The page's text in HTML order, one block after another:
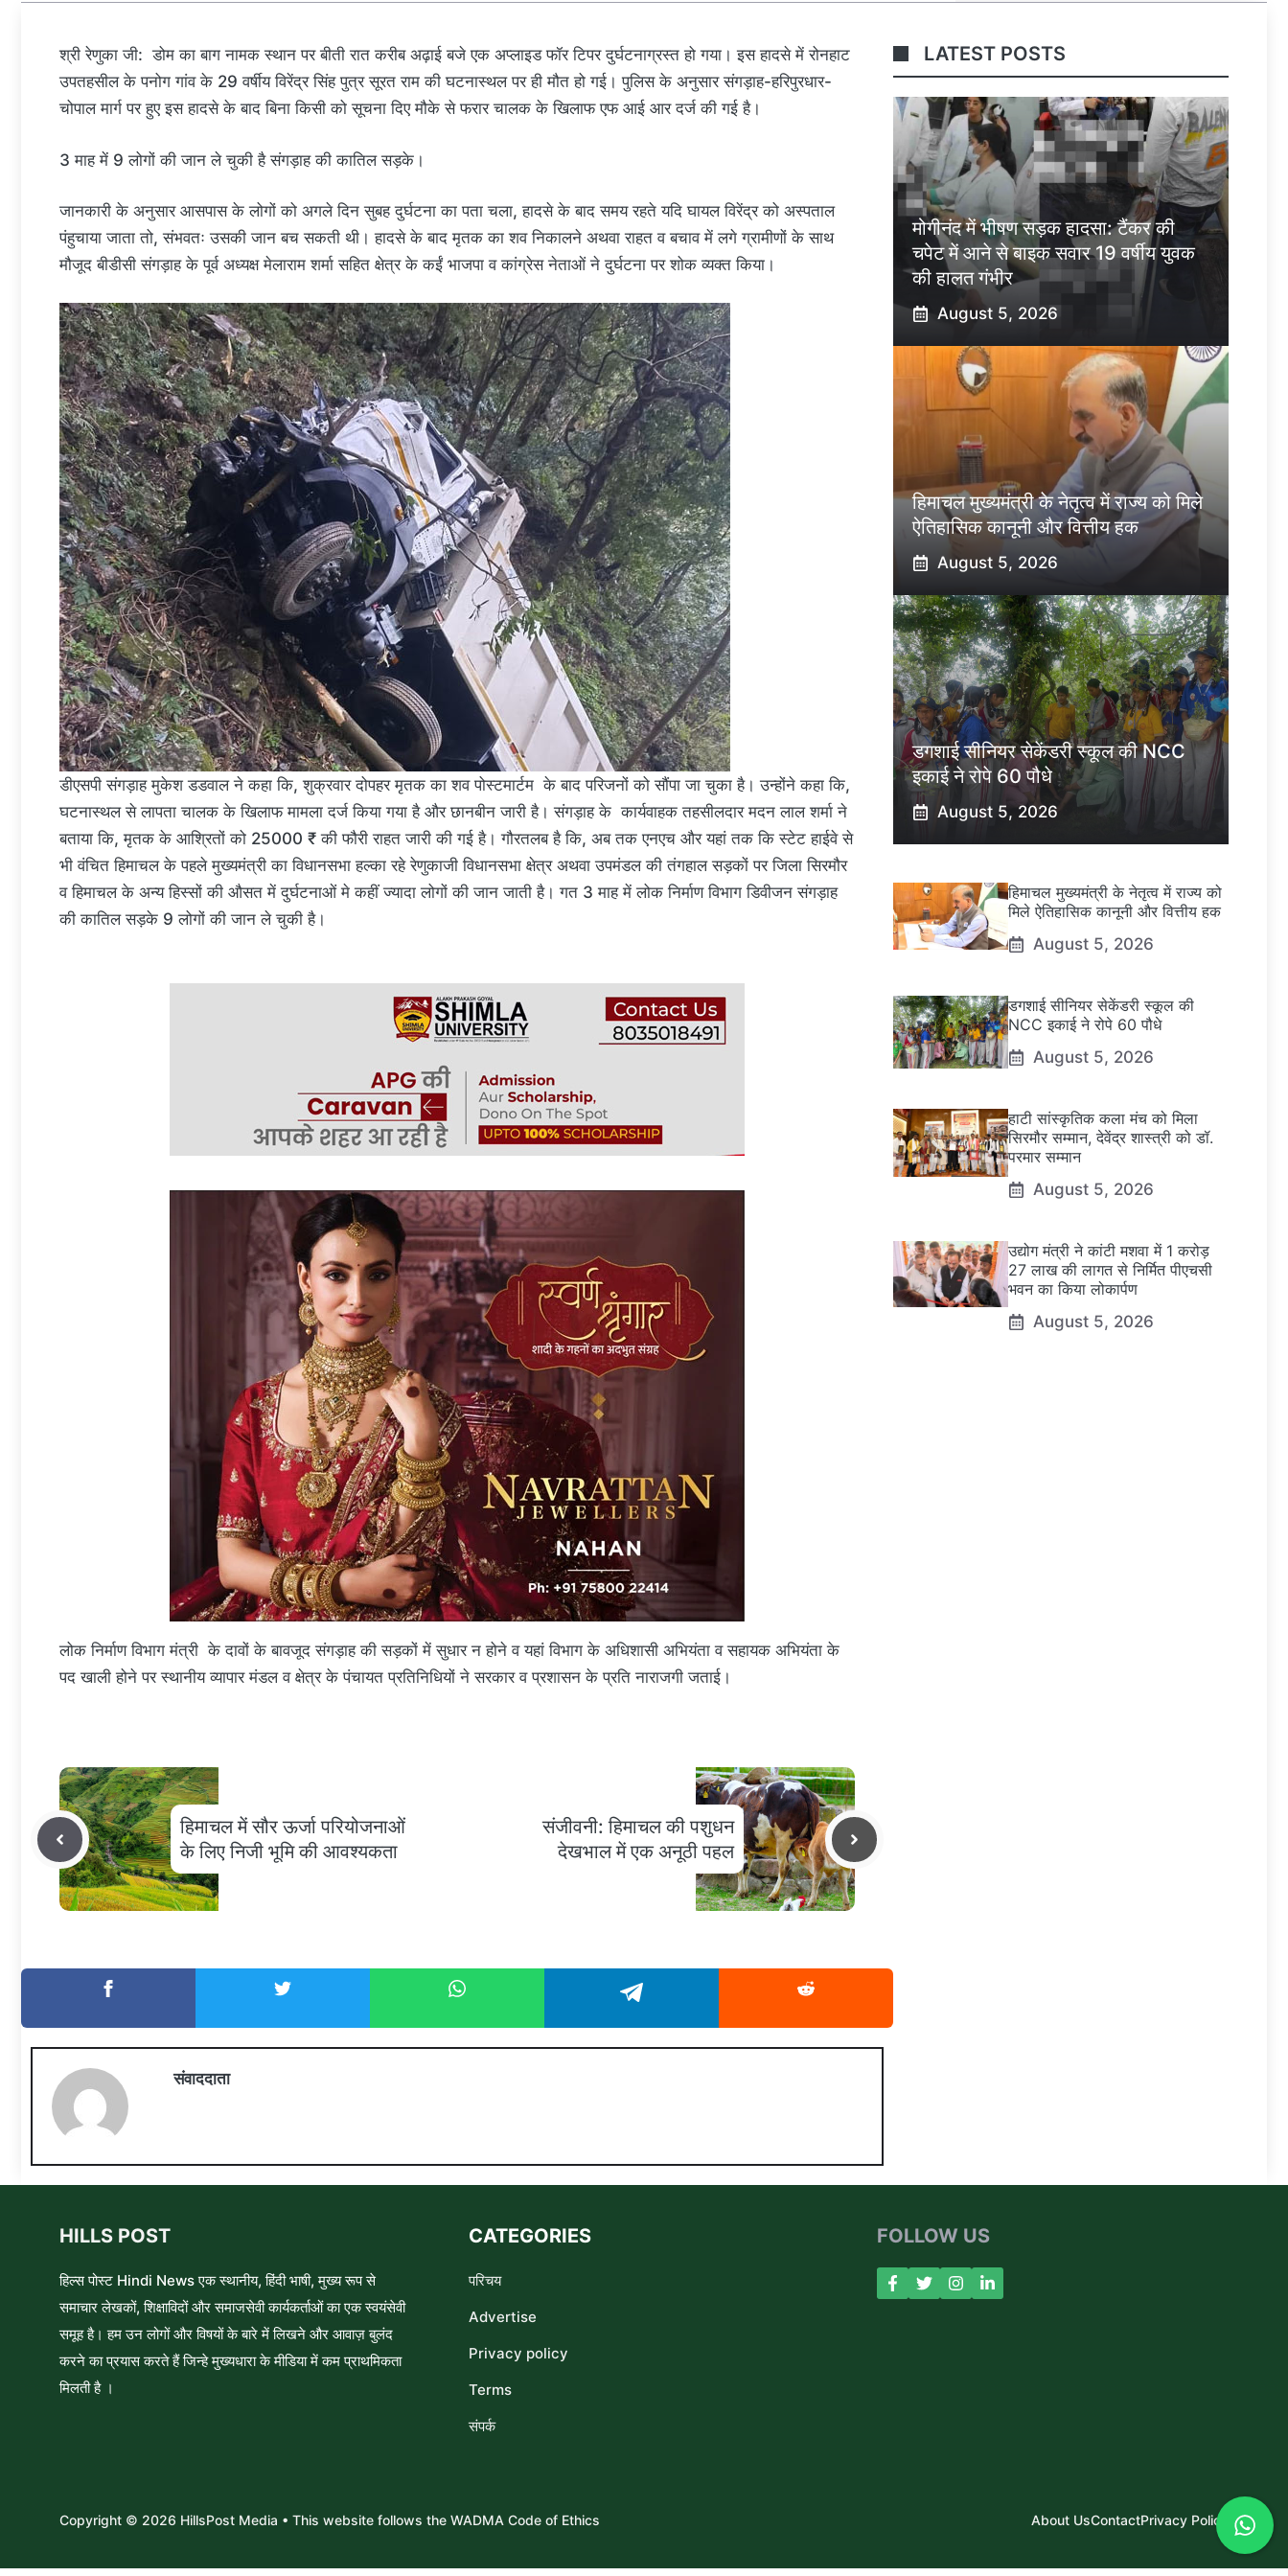
श्री रेणुका जी: डोम का बाग नामक स्थान पर बीती रात करीब अढ़ाई बजे एक अप्लाइड फॉर टिपर दुर्घटनाग्रस्त हो गया। इस हादसे में रोनहाट
उपतहसील के पनोग गांव के 29 वर्षीय विरेंद्र सिंह पुत्र सूरत राम की घटनास्थल पर ही मौत हो गई। पुलिस के अनुसार संगड़ाह-हरिपुरधार-
चोपाल मार्ग पर हुए इस हादसे के बाद बिना किसी को सूचना दिए मौके से फरार चालक के खिलाफ एफ आई आर दर्ज की गई है।
3 माह में 9 लोगों की जान ले चुकी है संगड़ाह की कातिल सड़के।
जानकारी के अनुसार आसपास के लोगों को अगले दिन सुबह दुर्घटना का पता चला, हादसे के बाद समय रहते यदि घायल विरेंद्र को अस्पताल
पंहुचाया जाता तो, संभवतः उसकी जान बच सकती थी। हादसे के बाद मृतक का शव निकालने अथवा राहत व बचाव में लगे ग्रामीणों के साथ
मौजूद बीडीसी संगड़ाह के पूर्व अध्यक्ष मेलाराम शर्मा सहित क्षेत्र के कईं भाजपा व कांग्रेस नेताओं ने दुर्घटना पर शोक व्यक्त किया।
डीएसपी संगड़ाह मुकेश डडवाल ने कहा कि, शुक्रवार दोपहर मृतक का शव पोस्टमार्टम के बाद परिजनों को सौंपा जा चुका है। उन्होंने कहा कि,
घटनास्थल से लापता चालक के खिलाफ मामला दर्ज किया गया है और छानबीन जारी है। संगड़ाह के कार्यवाहक तहसीलदार मदन लाल शर्मा ने
बताया कि, मृतक के आश्रितों को 25000 ₹ की फौरी राहत जारी की गई है। गौरतलब है कि, अब तक एनएच और यहां तक कि स्टेट हाईवे से
भी वंचित हिमाचल के पहले मुख्यमंत्री का विधानसभा हल्का रहे रेणुकाजी विधानसभा क्षेत्र अथवा उपमंडल की तंगहाल सड़कों पर जिला सिरमौर
व हिमाचल के अन्य हिस्सों की औसत में दुर्घटनाओं मे कहीं ज्यादा लोगों की जान जाती है। गत 3 माह में लोक निर्माण विभाग डिवीजन संगड़ाह
की कातिल सड़के 9 लोगों की जान ले चुकी है।
लोक निर्माण विभाग मंत्री के दावों के बावजूद संगड़ाह की सड़कों में सुधार न होने व यहां विभाग के अधिशासी अभियंता व सहायक अभियंता के
पद खाली होने पर स्थानीय व्यापार मंडल व क्षेत्र के पंचायत प्रतिनिधियों ने सरकार व प्रशासन के प्रति नाराजगी जताई।
हिमाचल में सौर ऊर्जा परियोजनाओं
के लिए निजी भूमि की आवश्यकता
संजीवनी: हिमाचल की पशुधन
देखभाल में एक अनूठी पहल
संवाददाता
LATEST POSTS
मोगीनंद में भीषण सड़क हादसा: टैंकर की
चपेट में आने से बाइक सवार 19 वर्षीय युवक
की हालत गंभीर
August 5, 2026
हिमाचल मुख्यमंत्री के नेतृत्व में राज्य को मिले
ऐतिहासिक कानूनी और वित्तीय हक
August 5, 2026
डगशाई सीनियर सेकेंडरी स्कूल की NCC
इकाई ने रोपे 60 पौधे
August 5, 2026
हिमाचल मुख्यमंत्री के नेतृत्व में राज्य को
मिले ऐतिहासिक कानूनी और वित्तीय हक
August 5, 2026
डगशाई सीनियर सेकेंडरी स्कूल की
NCC इकाई ने रोपे 60 पौधे
August 5, 2026
हाटी सांस्कृतिक कला मंच को मिला
सिरमौर सम्मान, देवेंद्र शास्त्री को डॉ.
परमार सम्मान
August 5, 2026
उद्योग मंत्री ने कांटी मशवा में 1 करोड़
27 लाख की लागत से निर्मित पीएचसी
भवन का किया लोकार्पण
August 5, 2026
HILLS POST
हिल्स पोस्ट Hindi News एक स्थानीय, हिंदी भाषी, मुख्य रूप से
समाचार लेखकों, शिक्षाविदों और समाजसेवी कार्यकर्ताओं का एक स्वयंसेवी
समूह है। हम उन लोगों और विषयों के बारे में लिखने और आवाज़ बुलंद
करने का प्रयास करते हैं जिन्हे मुख्यधारा के मीडिया में कम प्राथमिकता
मिलती है ।
CATEGORIES
परिचय
Advertise
Privacy policy
Terms
संपर्क
FOLLOW US
Copyright © 2026 HillsPost Media • This website follows the WADMA Code of Ethics About UsContactPrivacy Policy